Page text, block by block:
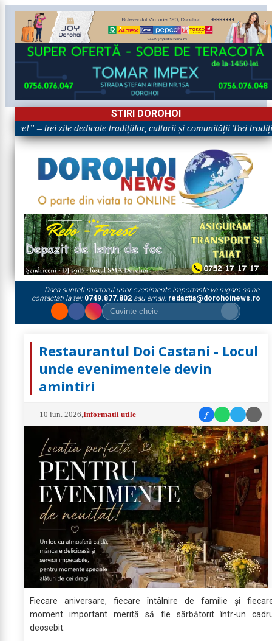
STIRI DOROHOI
– trei zile dedicate tradițiilor, culturii și comunității Trei
Daca sunteti martorul unor evenimente importante va rugam sa ne
contactati la tel: 0749.877.802sau email: redactia@dorohoinews.ro
Restaurantul Doi Castani - Locul
unde evenimentele devin
amintiri
10 iun. 2026 ,Informatii utile f
Fiecare aniversare, fiecare întâlnire de familie și
moment important merită să fie sărbătorit într-un
deosebit.